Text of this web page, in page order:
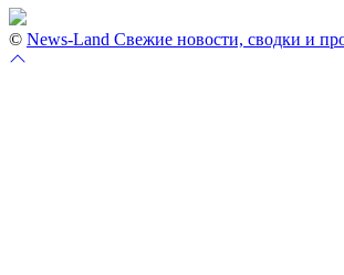
© News-Land Свежие новости, сводки и
Перейти